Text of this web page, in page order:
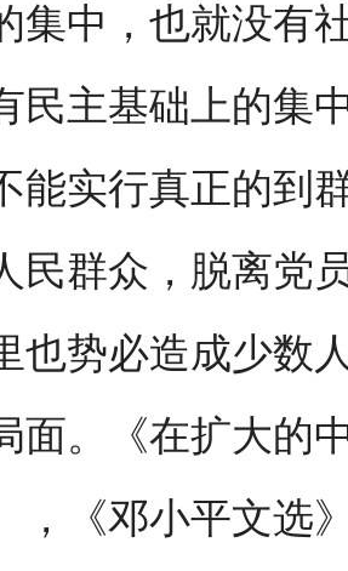
集中，也就没有
主基础上的集
能实行真正的到
民群众，脱离党
也势必造成少数
面。《在扩大的
，《邓小平文选